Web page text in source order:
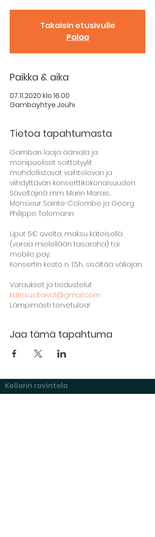
Takaisin etusivulle
Palaa
Paikka & aika
07.11.2020 klo 16.00
Gambayhtye Jouhi
Tietoa tapahtumasta
Gamban laaja ääniala ja
monipuoliset soittotyylit
mahdollistavat vaihtelevan ja
viihdyttävän konserttikokonaisuuden.
Säveltäjinä mm. Marin Marais,
Monsieur Sainte-Colombe ja Georg
Philippe Telemann.
Liput 5€ ovelta, maksu käteisellä
(varaa mielellään tasaraha) tai
mobile pay.
Konsertin kesto n. 1,5h, sisältää väliajan.
Varaukset ja tiedustelut
katri.susitaival@gmail.com
Lämpimästi tervetuloa!
Jaa tämä tapahtuma
Kellarin ravintola